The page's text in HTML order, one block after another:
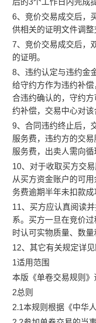
后的3个工作日内完成
6、竞价交易成交后，
供相关的证明文件调整
7、竞价交易成交后，
的证明。
8、违约认定与违约金
给守约方作为违约补
合违约确认的，守约
约补偿，交易中心对该
9、合同违约终止后，
服务费，违约方的交
服务费，出卖人需向
10、对于收取买方交
从买方资金账户的可
务费逾期半年未扣款
11、买方应认真阅读
系。买方一旦在竞价
时认可实物质量、数
12、其它有关规定详
1适用范围
本版《单卷交易规则
2总则
2.1本规则根据《中华